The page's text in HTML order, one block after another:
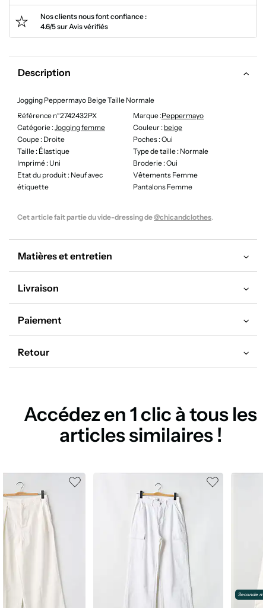
Nos clients nous font confiance :
4.6/5 sur Avis vérifiés
Description
Jogging Peppermayo Beige Taille Normale
Référence n°2742432PX
Marque :Peppermayo
Catégorie :Jogging femme Couleur: beige
Coupe: Droite Poches: Oui
Taille: Élastique Type de taille: Normale
Imprimé: Uni Broderie: Oui
Etat du produit: Neuf avec
étiquette
Vêtements Femme
Pantalons Femme
Cet article fait partie du vide-dressing de@chicandclothes.
Matières et entretien
Livraison
Paiement
Retour
Accédez en 1 clic à tous les
articles similaires !
Seconde